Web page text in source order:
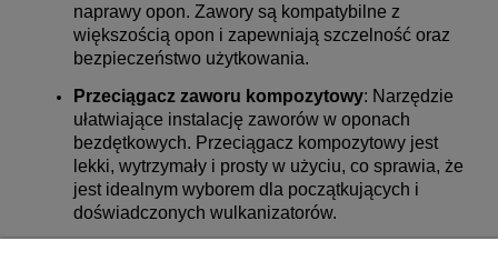
naprawy opon. Zawory są kompatybilne z
większością opon i zapewniają szczelność oraz
bezpieczeństwo użytkowania.
Przeciągacz zaworu kompozytowy: Narzędzie
ułatwiające instalację zaworów w oponach
bezdętkowych. Przeciągacz kompozytowy jest
lekki, wytrzymały i prosty w użyciu, co sprawia, że
jest idealnym wyborem dla początkujących i
doświadczonych wulkanizatorów.